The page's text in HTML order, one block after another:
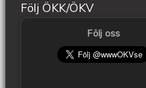
Följ ÖKK/ÖKV
Följ oss